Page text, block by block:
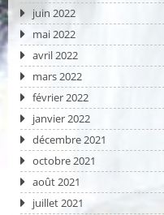
juin 2022
mai 2022
avril 2022
mars 2022
février 2022
janvier 2022
décembre 2021
octobre 2021
août 2021
juillet 2021